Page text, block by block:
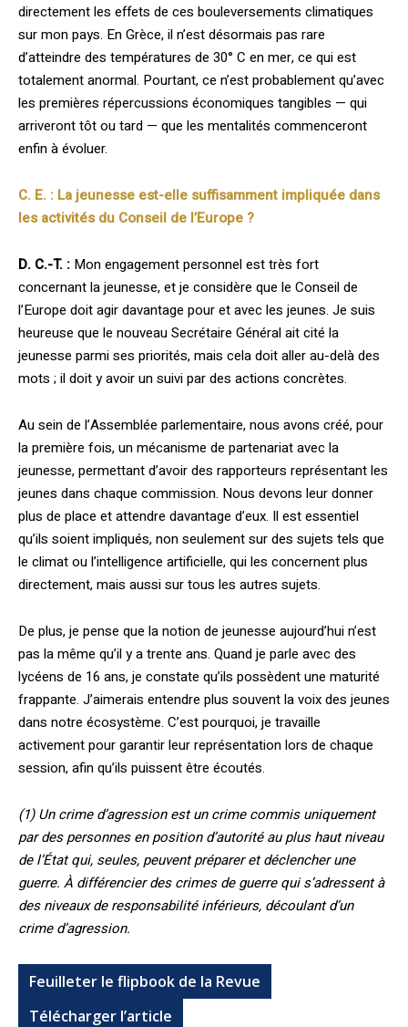
directement les effets de ces bouleversements climatiques
sur mon pays. En Grèce, il n’est désormais pas rare
d’atteindre des températures de 30° C en mer, ce qui est
totalement anormal. Pourtant, ce n’est probablement qu’avec
les premières répercussions économiques tangibles — qui
arriveront tôt ou tard — que les mentalités commenceront
enfin à évoluer.
C. E. : La jeunesse est-elle suffisamment impliquée dans
les activités du Conseil de l’Europe ?
D. C.-T. : Mon engagement personnel est très fort
concernant la jeunesse, et je considère que le Conseil de
l’Europe doit agir davantage pour et avec les jeunes. Je suis
heureuse que le nouveau Secrétaire Général ait cité la
jeunesse parmi ses priorités, mais cela doit aller au-delà des
mots ; il doit y avoir un suivi par des actions concrètes.
Au sein de l’Assemblée parlementaire, nous avons créé, pour
la première fois, un mécanisme de partenariat avec la
jeunesse, permettant d’avoir des rapporteurs représentant les
jeunes dans chaque commission. Nous devons leur donner
plus de place et attendre davantage d’eux. Il est essentiel
qu’ils soient impliqués, non seulement sur des sujets tels que
le climat ou l’intelligence artificielle, qui les concernent plus
directement, mais aussi sur tous les autres sujets.
De plus, je pense que la notion de jeunesse aujourd’hui n’est
pas la même qu’il y a trente ans. Quand je parle avec des
lycéens de 16 ans, je constate qu’ils possèdent une maturité
frappante. J’aimerais entendre plus souvent la voix des jeunes
dans notre écosystème. C’est pourquoi, je travaille
activement pour garantir leur représentation lors de chaque
session, afin qu’ils puissent être écoutés.
(1) Un crime d’agression est un crime commis uniquement
par des personnes en position d’autorité au plus haut niveau
de l’État qui, seules, peuvent préparer et déclencher une
guerre. À différencier des crimes de guerre qui s’adressent à
des niveaux de responsabilité inférieurs, découlant d’un
crime d’agression.
Feuilleter le flipbook de la Revue
Télécharger l’article